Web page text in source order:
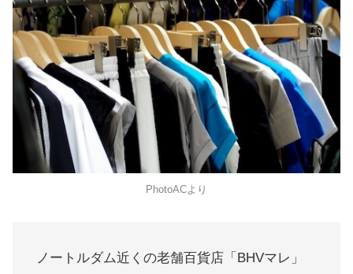
PhotoACより
ノートルダム近くの老舗百貨店「BHVマレ」